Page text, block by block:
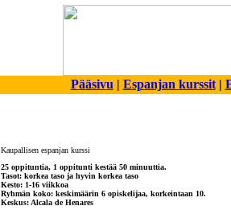
Pääsivu | Espanjan kurssit|
Kaupallisen espanjan kurssi
25 oppituntia, 1 oppitunti kestää 50 minuuttia.
Tasot: korkea taso ja hyvin korkea taso
Kesto: 1-16 viikkoa
Ryhmän koko: keskimäärin 6 opiskelijaa, korkeintaan 10.
Keskus: Alcala de Henares